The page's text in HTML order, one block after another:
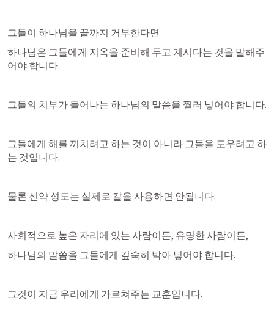
그들이 하나님을 끝까지 거부한다면
하나님은 그들에게 지옥을 준비해 두고 계시다는 것을 말해주
어야 합니다.
그들의 치부가 들어나는 하나님의 말씀을 찔러 넣어야 합니다.
그들에게 해를 끼치려고 하는 것이 아니라 그들을 도우려고 하
는 것입니다.
물론 신약 성도는 실제로 칼을 사용하면 안됩니다.
사회적으로 높은 자리에 있는 사람이든, 유명한 사람이든,
하나님의 말씀을 그들에게 깊숙히 박아 넣어야 합니다.
그것이 지금 우리에게 가르쳐주는 교훈입니다.